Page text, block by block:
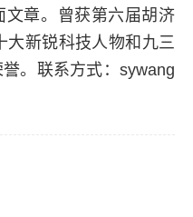
文章。曾获第六届胡济
大新锐科技人物和九三
。联系方式： sywang